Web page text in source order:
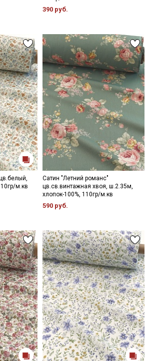
390 руб.
м.кв
Сатин "Летний романс"
цв.св.винтажная хвоя, ш.2.35м,
хлопок-100%, 110гр/м.кв
590 руб.
категории тканей
Подписаться
сПолитикой обработки персональных
Согласие на обработку персональных
на получение рекламных и
рассылок